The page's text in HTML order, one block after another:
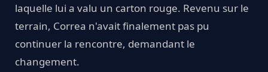
laquelle lui a valu un carton rouge. Revenu sur le
terrain, Correa n'avait finalement pas pu
continuer la rencontre, demandant le
changement.